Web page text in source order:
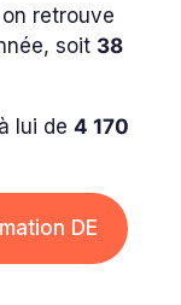
retrouve
soit 38
lui de 4 170
DE